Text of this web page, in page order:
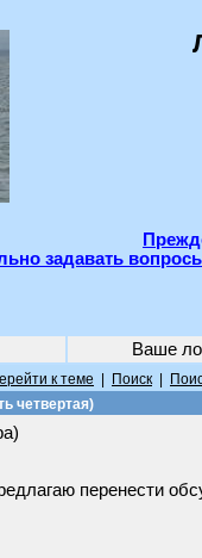
задавать
Ваше
к теме Поиск
четвертая)
перенести